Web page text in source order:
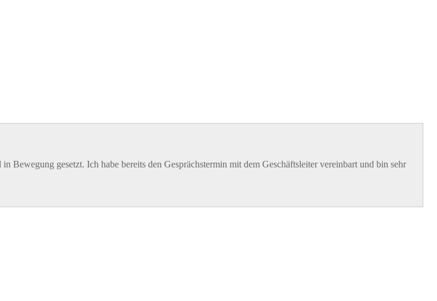
Bewegung gesetzt. Ich habe bereits den Gesprächstermin mit dem Geschäftsleiter vereinbart und bin sehr